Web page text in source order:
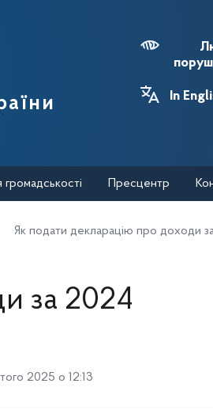
In
громадськості Пресцентр
Як подати декларацію про доходи
за 2024
2025 о 12:13